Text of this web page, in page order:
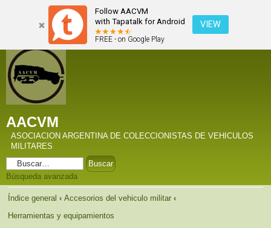
Follow AACVM
with Tapatalk for Android
FREE - on Google Play
VIEW
AACVM
ASOCIACION ARGENTINA DE COLECCIONISTAS DE VEHICULOS
MILITARES
Búsqueda avanzada
Índice general ‹ Accesorios del vehiculo militar ‹
Herramientas y equipamientos